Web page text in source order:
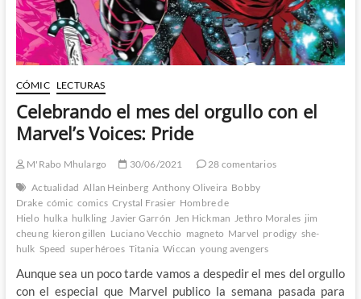
CÓMIC LECTURAS
Celebrando el mes del orgullo con el
Marvel’s Voices: Pride
M'Rabo Mhulargo 30/06/2021
28 comentarios
Actualidad Allan Heinberg Anthony Oliveira Bobby
Drake cómic comics Crystal Frasier Hombre de
Hielo hulka hulkling Javier Garrón Jen Hickman Jethro Morales jim
cheung kieron gillen Luciano Vecchio magneto Marvel prodigy she-
hulk Speed superhéroes Titania Wiccan young avengers
Aunque sea un poco tarde vamos a despedir el mes del orgullo
con el especial que Marvel publico la semana pasada para